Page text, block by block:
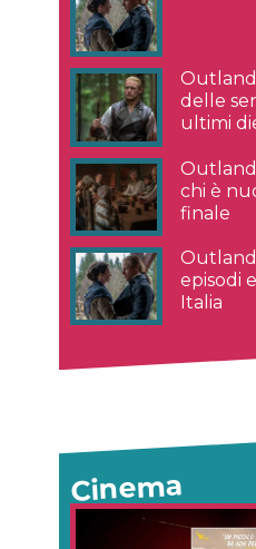
delle
ultimi
chi è
finale
episodi
Italia
Cinema